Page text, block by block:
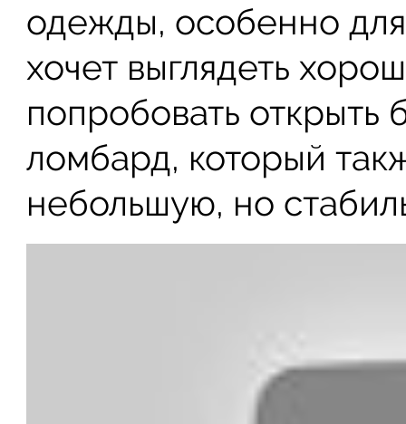
одежды, особенно
хочет выглядеть
попробовать открыть
ломбард, который
небольшую, но